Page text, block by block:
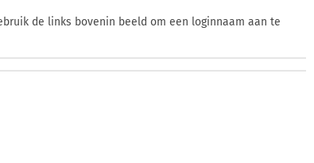
de links bovenin beeld om een loginnaam aan te